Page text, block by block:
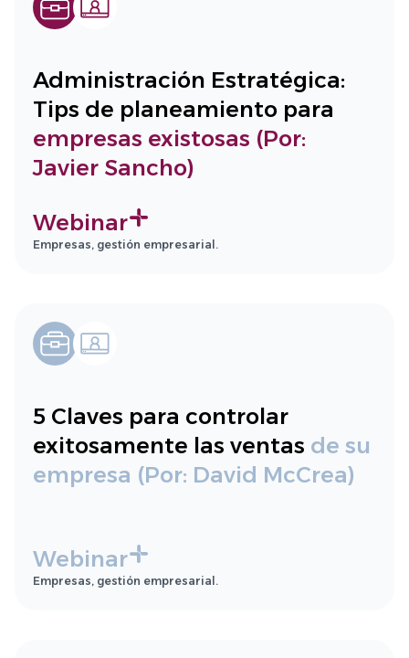
Administración Estratégica:
Tips de planeamiento para
empresas existosas (Por:
Javier Sancho)
Webinar
Empresas, gestión empresarial.
5 Claves para controlar
exitosamente las ventas de su
empresa (Por: David McCrea)
Webinar
Empresas, gestión empresarial.